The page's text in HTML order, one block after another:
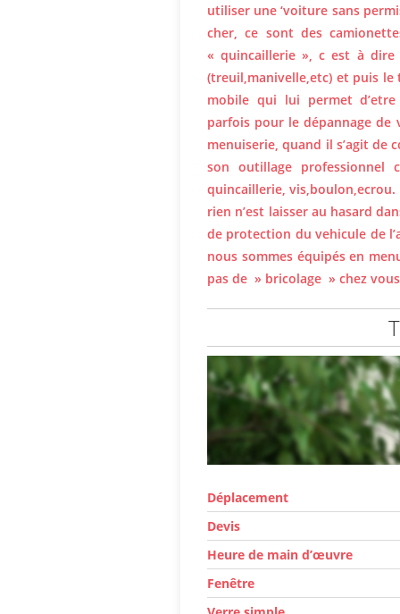
utiliser une ‘voiture sans
cher, ce sont des
« quincaillerie », c est à
(treuil,manivelle,etc) et puis
mobile qui lui permet
parfois pour le dépannage
menuiserie, quand il s’agit de
son outillage professionnel
quincaillerie, vis,boulon,ecrou.
rien n’est laisser au hasard
de protection du vehicule de
nous sommes équipés en
pas de » bricolage » chez vous
Déplacement
Devis
Heure de main d’œuvre
Fenêtre